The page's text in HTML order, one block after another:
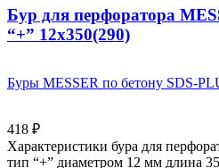
Бур для перфоратора
“+” 12х350(290)
Буры MESSER по бетону SDS-
418 ₽
Характеристики бура для
тип “+” диаметром 12 мм длина